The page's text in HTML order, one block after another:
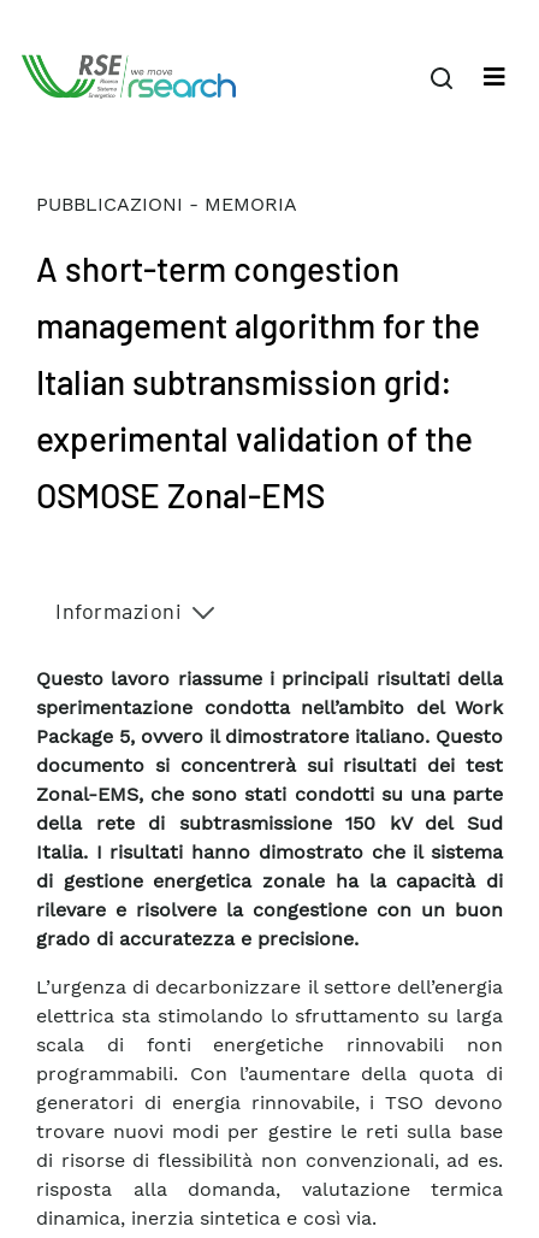
PUBBLICAZIONI - MEMORIA
A short-term congestion
management algorithm for the
Italian subtransmission grid:
experimental validation of the
OSMOSE Zonal-EMS
Informazioni
Questo lavoro riassume i principali risultati della
sperimentazione condotta nell’ambito del Work
Package 5, ovvero il dimostratore italiano. Questo
documento si concentrerà sui risultati dei test
Zonal-EMS, che sono stati condotti su una parte
della rete di subtrasmissione 150 kV del Sud
Italia. I risultati hanno dimostrato che il sistema
di gestione energetica zonale ha la capacità di
rilevare e risolvere la congestione con un buon
grado di accuratezza e precisione.
L’urgenza di decarbonizzare il settore dell’energia
elettrica sta stimolando lo sfruttamento su larga
scala di fonti energetiche rinnovabili non
programmabili. Con l’aumentare della quota di
generatori di energia rinnovabile, i TSO devono
trovare nuovi modi per gestire le reti sulla base
di risorse di flessibilità non convenzionali, ad es.
risposta alla domanda, valutazione termica
dinamica, inerzia sintetica e così via.